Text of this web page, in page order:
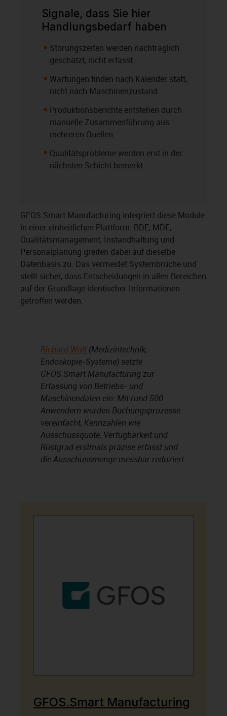
Signale, dass Sie hier
Handlungsbedarf haben
Störungszeiten werden nachträglich
geschätzt, nicht erfasst.
Wartungen finden nach Kalender statt,
nicht nach Maschinenzustand.
Produktionsberichte entstehen durch
manuelle Zusammenführung aus
mehreren Quellen.
Qualitätsprobleme werden erst in der
nächsten Schicht bemerkt.
GFOS.Smart Manufacturing integriert diese Module
in einer einheitlichen Plattform. BDE, MDE,
Qualitätsmanagement, Instandhaltung und
Personalplanung greifen dabei auf dieselbe
Datenbasis zu. Das vermeidet Systembrüche und
stellt sicher, dass Entscheidungen in allen Bereichen
auf der Grundlage identischer Informationen
getroffen werden.
Richard Wolf(Medizintechnik,
Endoskopie-Systeme) setzte
GFOS.Smart Manufacturing zur
Erfassung von Betriebs- und
Maschinendaten ein: Mit rund 500
Anwendern wurden Buchungsprozesse
vereinfacht, Kennzahlen wie
Ausschussquote, Verfügbarkeit und
Rüstgrad erstmals präzise erfasst und
die Ausschussmenge messbar reduziert.
GFOS.Smart Manufacturing